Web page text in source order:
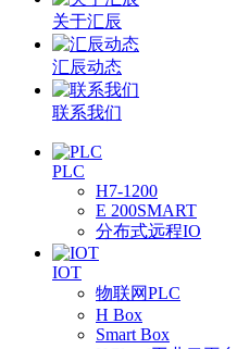
关于汇辰
汇辰动态
联系我们
PLC
H7-1200
E 200SMART
分布式远程IO
IOT
物联网PLC
H Box
Smart Box